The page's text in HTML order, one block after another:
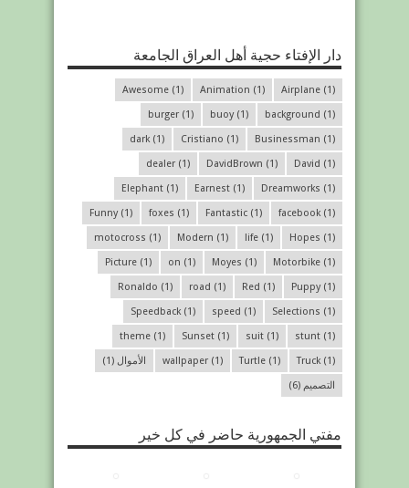
دار الإفتاء حجية أهل العراق الجامعة
Airplane (1)
Animation (1)
Awesome (1)
background (1)
buoy(1)
burger (1)
Businessman (1)
Cristiano (1)
dark (1)
David (1)
DavidBrown (1)
dealer (1)
Dreamworks (1)
Earnest (1)
Elephant (1)
facebook (1)
Fantastic (1)
foxes (1)
Funny(1)
Hopes (1)
life (1)
Modern (1)
motocross (1)
Motorbike (1)
Moyes (1)
on (1)
Picture (1)
Puppy(1)
Red (1)
road (1)
Ronaldo (1)
Selections (1)
speed (1)
Speedback (1)
stunt (1)
suit (1)
Sunset (1)
theme (1)
Truck (1)
Turtle (1)
wallpaper (1) الأموال (1)
التصميم (6)
مفتي الجمهورية حاضر في كل خير